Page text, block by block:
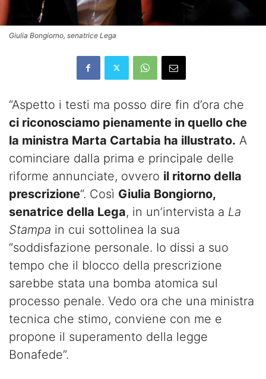
Giulia Bongiorno, senatrice Lega
“Aspetto i testi ma posso dire fin d’ora che
ci riconosciamo pienamente in quello che
la ministra Marta Cartabia ha illustrato. A
cominciare dalla prima e principale delle
riforme annunciate, ovvero il ritorno della
prescrizione“. Così Giulia Bongiorno,
senatrice della Lega, in un’intervista a La
Stampa in cui sottolinea la sua
“soddisfazione personale. Io dissi a suo
tempo che il blocco della prescrizione
sarebbe stata una bomba atomica sul
processo penale. Vedo ora che una ministra
tecnica che stimo, conviene con me e
propone il superamento della legge
Bonafede”.